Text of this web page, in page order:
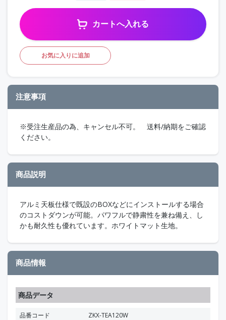
カートへ入れる
お気に入りに追加
注意事項
※受注生産品の為、キャンセル不可。 送料/納期をご確認
ください。
商品説明
アルミ天板仕様で既設のBOXなどにインストールする場合
のコストダウンが可能。パワフルで静粛性を兼ね備え、し
かも耐久性も優れています。ホワイトマット生地。
商品情報
商品データ
品番コード
ZKX-TEA120W